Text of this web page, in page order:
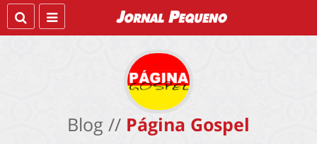
Blog // Página Gospel